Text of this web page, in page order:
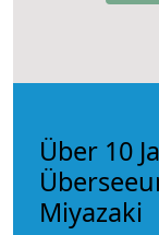
Über 10
Miyazaki